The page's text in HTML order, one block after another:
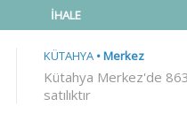
İHALE
KÜTAHYA Merkez
Kütahya Merkez'de
satılıktır